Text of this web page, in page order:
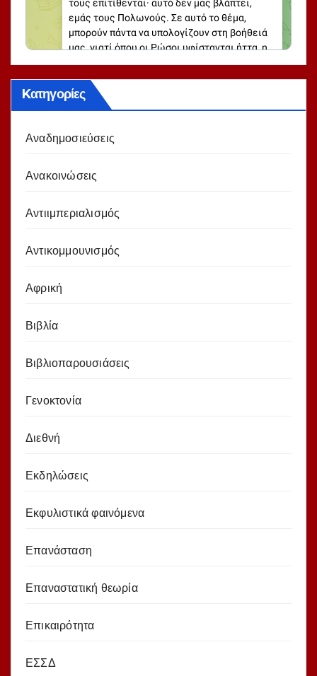
Kατηγορίες
Αναδημοσιεύσεις
Ανακοινώσεις
Αντιιμπεριαλισμός
Αντικομμουνισμός
Αφρική
Βιβλία
Βιβλιοπαρουσιάσεις
Γενοκτονία
Διεθνή
Εκδηλώσεις
Εκφυλιστικά φαινόμενα
Επανάσταση
Επαναστατική θεωρία
Επικαιρότητα
ΕΣΣΔ